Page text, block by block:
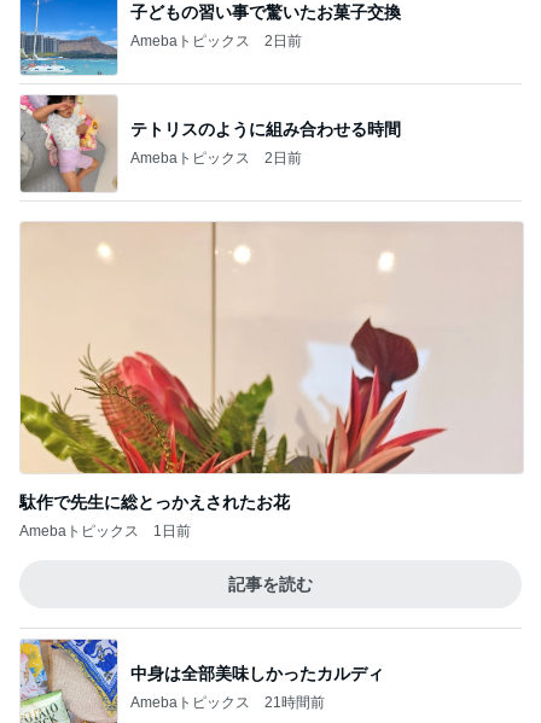
子どもの習い事で驚いたお菓子交換
Amebaトピックス 2日前
テトリスのように組み合わせる時間
Amebaトピックス 2日前
駄作で先生に総とっかえされたお花
Amebaトピックス 1日前
記事を読む
中身は全部美味しかったカルディ
Amebaトピックス 21時間前